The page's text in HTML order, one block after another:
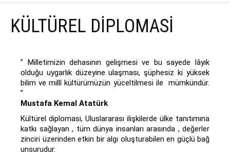
KÜLTÜREL DİPLOMASİ
” Milletimizin dehasının gelişmesi ve bu sayede lâyık
olduğu uygarlık düzeyine ulaşması, şüphesiz ki yüksek
bilim ve millî kültürümüzün yüceltilmesi ile mümkündür.
”
Mustafa Kemal Atatürk
Kültürel diplomasi, Uluslararası ilişkilerde ülke tanıtımına
katkı sağlayan , tüm dünya insanları arasında , değerler
zinciri üzerinden etkin bir algı oluşturabilen en güçlü bağ
unsurudur.